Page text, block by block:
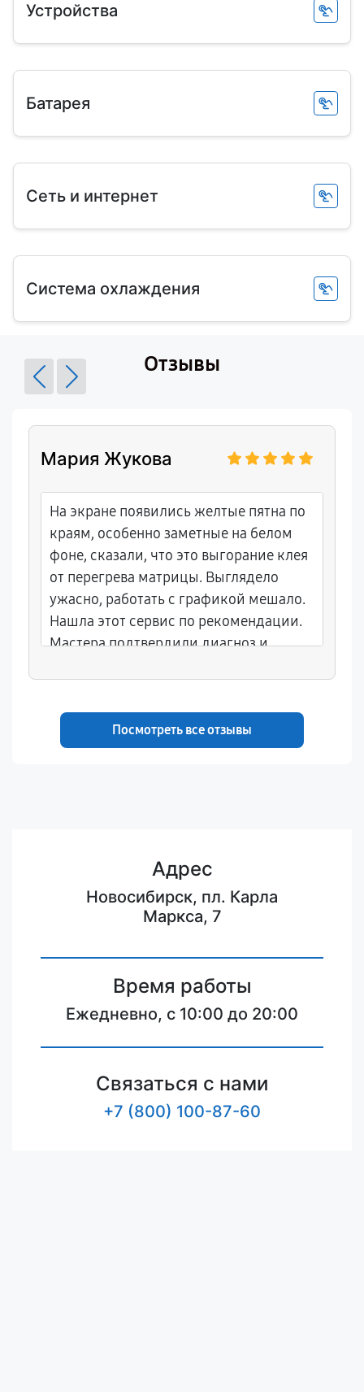
Устройства
Батарея
Сеть и интернет
Система охлаждения
Отзывы
Мария Жукова
На экране появились желтые пятна по
краям, особенно заметные на белом
фоне, сказали, что это выгорание клея
от перегрева матрицы. Выглядело
ужасно, работать с графикой мешало.
Нашла этот сервис по рекомендации.
Мастера подтвердили диагноз и
китайскую копию с плохими цветами.
Но нет, поставили оригинальную
панель, цвета сочные, как при покупке.
Посмотреть все отзывы
Адрес
Новосибирск, пл. Карла
Маркса, 7
Время работы
Ежедневно, с 10:00 до 20:00
Связаться с нами
+7 (800) 100-87-60